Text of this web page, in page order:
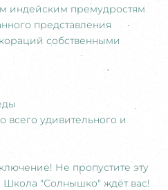
индейским премудростям
представления
собственными
всего удивительного и
Не пропустите эту
Школа "Солнышко" ждёт вас!